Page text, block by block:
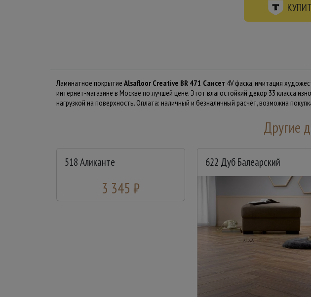
Ламинатное покрытие Alsafloor Creative BR 471 Сансет 4V фаска, имитация
интернет-магазине в Москве по лучшей цене. Этот влагостойкий декор 33 класса
нагрузкой на поверхность. Оплата: наличный и безналичный расчёт, возможна
Другие
518 Аликанте
3 345 ₽
622 Дуб Балеарский